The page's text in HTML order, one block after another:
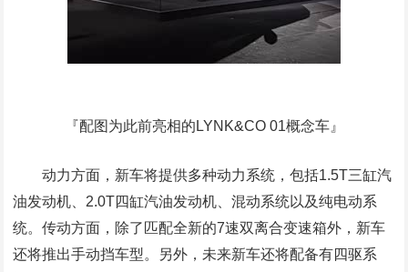
『配图为此前亮相的LYNK&CO 01概念车』
动力方面，新车将提供多种动力系统，包括1.5T三缸汽
油发动机、2.0T四缸汽油发动机、混动系统以及纯电动系
统。传动方面，除了匹配全新的7速双离合变速箱外，新车
还将推出手动挡车型。另外，未来新车还将配备有四驱系